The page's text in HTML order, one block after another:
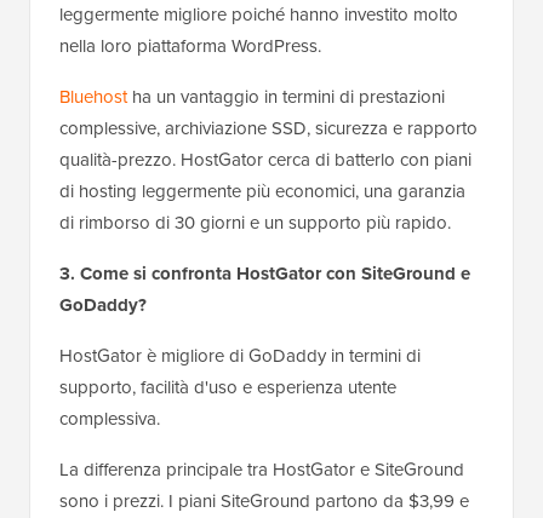
leggermente migliore poiché hanno investito molto
nella loro piattaforma WordPress.
Bluehostha un vantaggio in termini di prestazioni
complessive, archiviazione SSD, sicurezza e rapporto
qualità-prezzo. HostGator cerca di batterlo con piani
di hosting leggermente più economici, una garanzia
di rimborso di 30 giorni e un supporto più rapido.
3. Come si confronta HostGator con SiteGround e
GoDaddy?
HostGator è migliore di GoDaddy in termini di
supporto, facilità d'uso e esperienza utente
complessiva.
La differenza principale tra HostGator e SiteGround
sono i prezzi. I piani SiteGround partono da $3,99 e